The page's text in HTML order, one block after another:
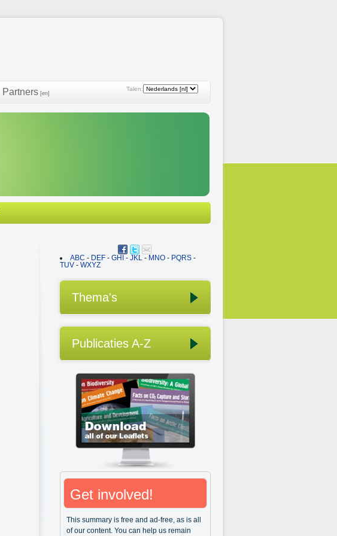
Talen:
Partners [en]
ABC - DEF - GHI - JKL - MNO - PQRS -
TUV - WXYZ
Thema's
Publicaties A-Z
Get involved!
This summary is free and ad-free, as is all
of our content. You can help us remain